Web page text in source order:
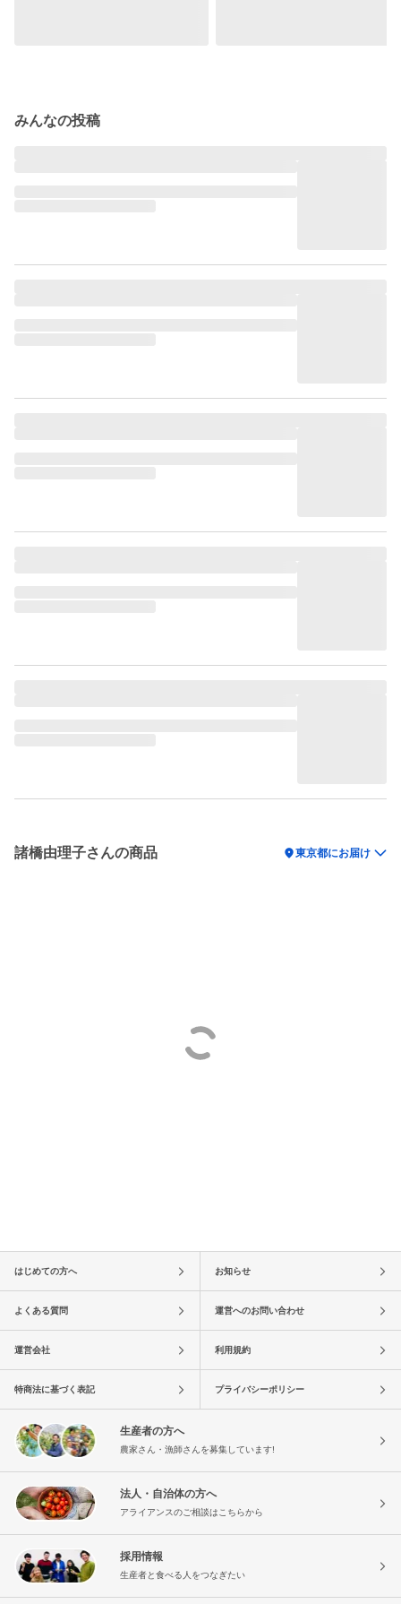
みんなの投稿
諸橋由理子さんの商品 location_on東京都にお届け
はじめての方へ お知らせ
よくある質問 運営へのお問い合わせ
運営会社 利用規約
特商法に基づく表記 プライバシーポリシー
生産者の方へ
農家さん・漁師さんを募集しています!
法人・自治体の方へ
アライアンスのご相談はこちらから
採用情報
生産者と食べる人をつなぎたい